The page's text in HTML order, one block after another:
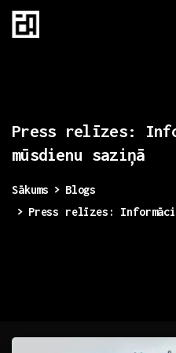
Press relīzes:
mūsdienu saziņā
Sākums
Blogs
Press relīzes: